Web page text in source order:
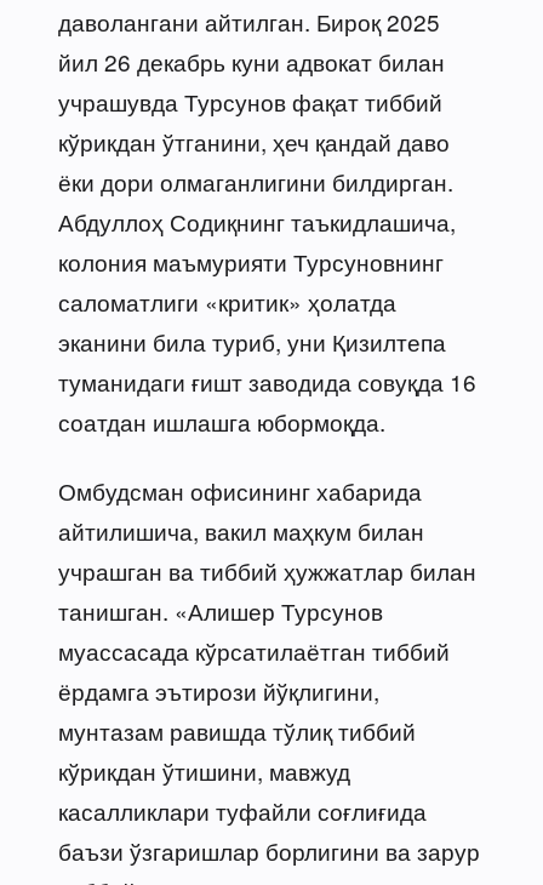
даволангани айтилган. Бироқ 2025
йил 26 декабрь куни адвокат билан
учрашувда Турсунов фақат тиббий
кўрикдан ўтганини, ҳеч қандай даво
ёки дори олмаганлигини билдирган.
Абдуллоҳ Содиқнинг таъкидлашича,
колония маъмурияти Турсуновнинг
саломатлиги «критик» ҳолатда
эканини била туриб, уни Қизилтепа
туманидаги ғишт заводида совуқда 16
соатдан ишлашга юбормоқда.
Омбудсман офисининг хабарида
айтилишича, вакил маҳкум билан
учрашган ва тиббий ҳужжатлар билан
танишган. «Алишер Турсунов
муассасада кўрсатилаётган тиббий
ёрдамга эътирози йўқлигини,
мунтазам равишда тўлиқ тиббий
кўрикдан ўтишини, мавжуд
касалликлари туфайли соғлиғида
баъзи ўзгаришлар борлигини ва зарур